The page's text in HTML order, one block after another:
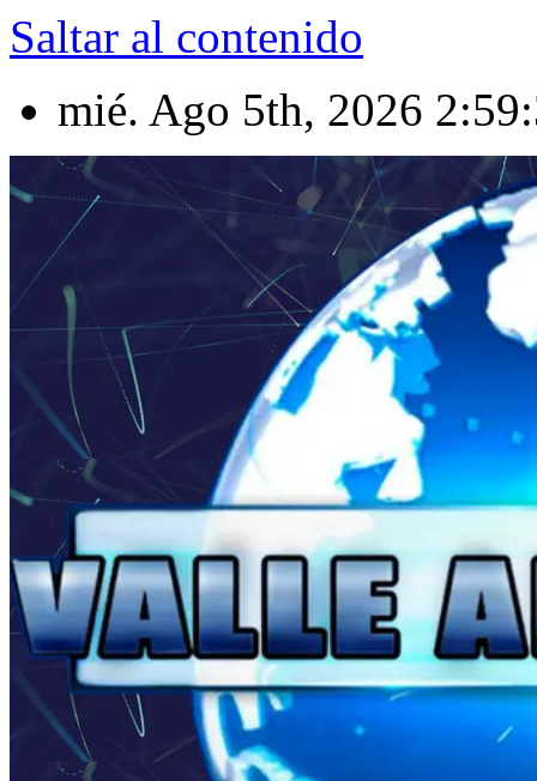
Saltar al contenido
mié. Ago 5th, 2026